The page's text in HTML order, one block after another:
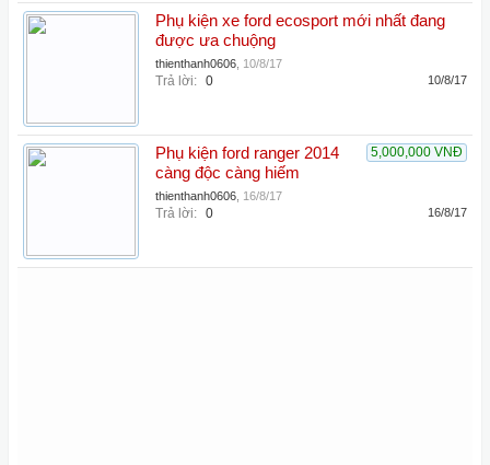
Phụ kiện xe ford ecosport mới nhất đang
được ưa chuộng
thienthanh0606 10/8/17
Trả lời: 0 10/8/17
5,000,000 VNĐ
Phụ kiện ford ranger 2014
càng độc càng hiếm
thienthanh0606 16/8/17
Trả lời: 0 16/8/17